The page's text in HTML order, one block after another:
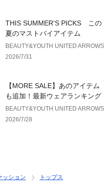
THIS SUMMER‘S PICKS この
夏のマストバイアイテム
BEAUTY&YOUTH UNITED ARROWS
2026/7/31
【MORE SALE】あのアイテム
も追加！最新ウェアランキング
BEAUTY&YOUTH UNITED ARROWS
2026/7/28
ッション
トップス